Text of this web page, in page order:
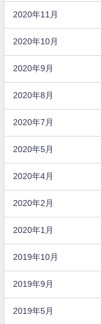
2020年11月
2020年10月
2020年9月
2020年8月
2020年7月
2020年5月
2020年4月
2020年2月
2020年1月
2019年10月
2019年9月
2019年5月